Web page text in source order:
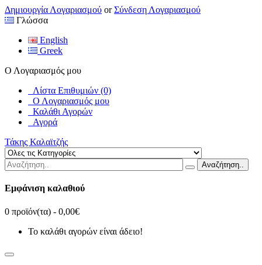
Δημιουργία Λογαριασμού orΣύνδεση Λογαριασμού
Γλώσσα
English
Greek
Ο Λογαριασμός μου
Λίστα Επιθυμιών (0)
Ο Λογαριασμός μου
Καλάθι Αγορών
Αγορά
Τάκης Καλαϊτζής
Αναζήτηση..
Εμφάνιση καλαθιού
0 προϊόν(τα) - 0,00€
Το καλάθι αγορών είναι άδειο!